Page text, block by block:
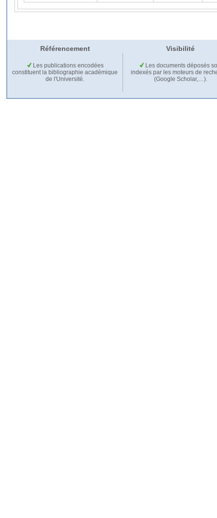
Référencement Visibilité
Les publications encodées
constituent la bibliographie académique
de l'Université.
Les documents déposés
indexés par les moteurs de
(Google Scholar,…).